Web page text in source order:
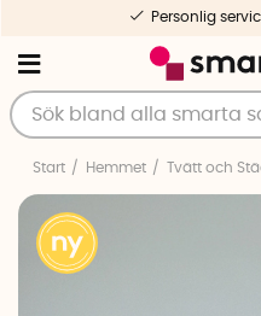
Personlig
Start Hemmet Tvätt och